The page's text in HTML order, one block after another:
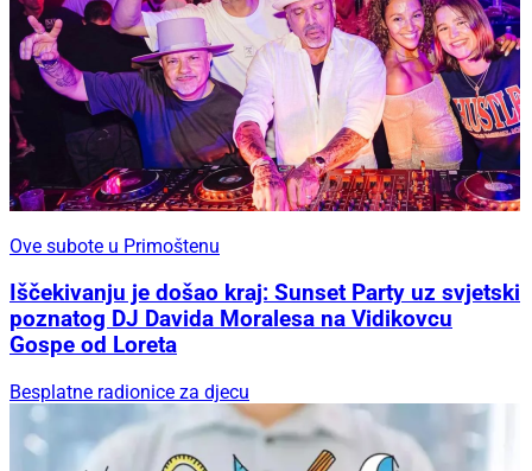
Ove subote u Primoštenu
Iščekivanju je došao kraj: Sunset Party uz svjetski
poznatog DJ Davida Moralesa na Vidikovcu
Gospe od Loreta
Besplatne radionice za djecu